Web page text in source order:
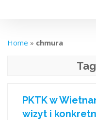
Home » chmura
PKTK w
wizyt i